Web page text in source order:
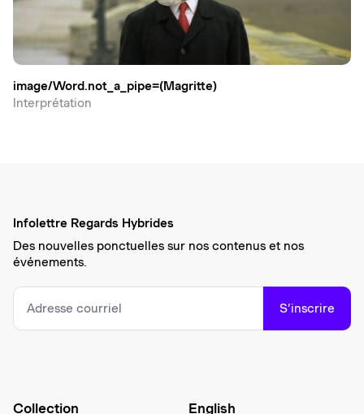
image/Word.​not_a_pipe=(Magritte)
Interprétation
Infolettre Regards Hybrides
Des nouvelles ponctuelles sur nos contenus et nos
événements.
S’inscrire
Collection
English